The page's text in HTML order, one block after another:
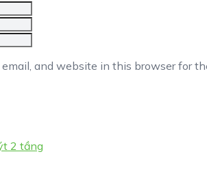
email, and website in this browser for